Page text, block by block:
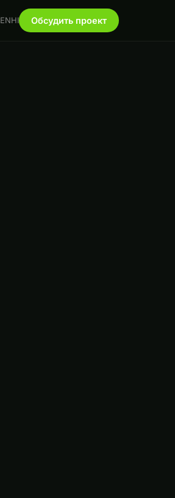
ENHI Обсудить проект